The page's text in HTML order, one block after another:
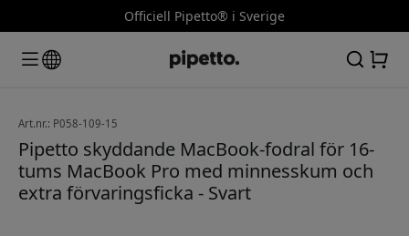
Officiell Pipetto® i Sverige
Art.nr.: P058-109-15
Pipetto skyddande MacBook-fodral för 16-
tums MacBook Pro med minnesskum och
extra förvaringsficka - Svart